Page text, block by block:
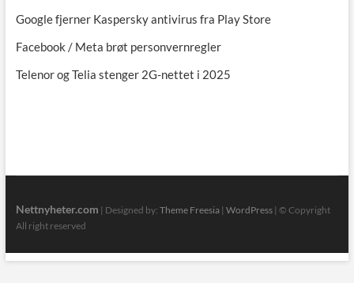
Google fjerner Kaspersky antivirus fra Play Store
Facebook / Meta brøt personvernregler
Telenor og Telia stenger 2G-nettet i 2025
Nettnyheter.com | Designed by: Theme Freesia| WordPress| © Copyright
All right reserved